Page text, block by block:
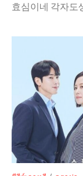
효심이네 각자